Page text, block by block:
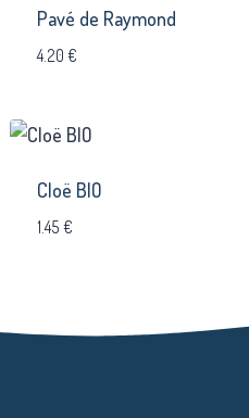
Pavé de Raymond
4.20 €
Cloë BIO
1.45 €